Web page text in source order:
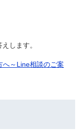
します。
へ～Line相談のご案